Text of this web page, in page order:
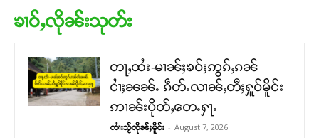
ၶၢဝ်ႇလိုၼ်းသုတ်း
တႃႇထႆး-မၢၼ်ႈၶဝ်ႈဢွၵ်ႇၵၼ်
ငၢႆႈၼၼ်ႉ ၵဵတ်ႉလၢၼ်ႇတီႈႁူဝ်မိူင်း
ဢၢၼ်းပိုတ်ႇတေႉႁႃႉ
ၸၢႆးသႂ်ၸိုၼ်ႈမိူင်း - August 7, 2026